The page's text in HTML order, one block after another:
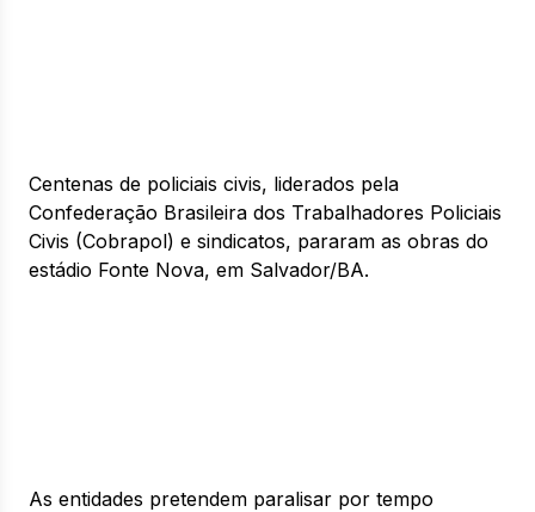
Centenas de policiais civis, liderados pela
Confederação Brasileira dos Trabalhadores Policiais
Civis (Cobrapol) e sindicatos, pararam as obras do
estádio Fonte Nova, em Salvador/BA.
As entidades pretendem paralisar por tempo